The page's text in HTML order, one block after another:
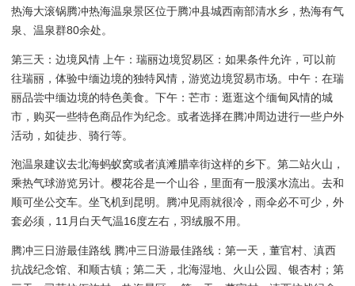
热海大滚锅腾冲热海温泉景区位于腾冲县城西南部清水乡，热海有气
泉、温泉群80余处。
第三天：边境风情 上午：瑞丽边境贸易区：如果条件允许，可以前
往瑞丽，体验中缅边境的独特风情，游览边境贸易市场。中午：在瑞
丽品尝中缅边境的特色美食。下午：芒市：逛逛这个缅甸风情的城
市，购买一些特色商品作为纪念。或者选择在腾冲周边进行一些户外
活动，如徒步、骑行等。
泡温泉建议去北海蚂蚁窝或者滇滩腊幸街这样的乡下。第二站火山，
乘热气球游览另计。樱花谷是一个山谷，里面有一股溪水流出。去和
顺可坐公交车。坐飞机到昆明。腾冲见雨就很冷，雨伞必不可少，外
套必须，11月白天气温16度左右，羽绒服不用。
腾冲三日游最佳路线 腾冲三日游最佳路线：第一天，董官村、滇西
抗战纪念馆、和顺古镇；第二天，北海湿地、火山公园、银杏村；第